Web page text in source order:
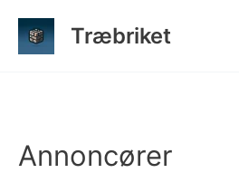
Træbriket
Annoncører